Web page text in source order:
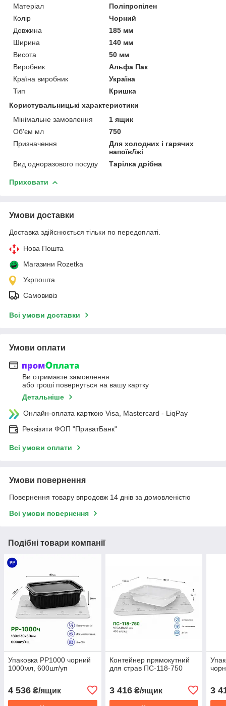
Матеріал
Поліпропілен
Колір
Чорний
Довжина
185 мм
Ширина
140 мм
Висота
50 мм
Виробник
Альфа Пак
Країна виробник
Україна
Тип
Кришка
Користувальницькі характеристики
Мінімальне замовлення
1 ящик
Об'єм мл
750
Призначення
Для холодних і гарячих
напоїв/їжі
Вид одноразового посуду
Тарілка дрібна
Приховати
Умови доставки
Доставка здійснюється тільки по передоплаті.
Нова Пошта
Магазини Rozetka
Укрпошта
Самовивіз
Всі умови доставки
Умови оплати
Ви отримаєте замовлення
або гроші повернуться на вашу картку
Детальніше
Онлайн-оплата карткою Visa, Mastercard - LiqPay
Реквізити ФОП "ПриватБанк"
Всі умови оплати
Умови повернення
Повернення товару впродовж 14 днів за домовленістю
Всі умови повернення
Подібні товари компанії
Упаковка PP1000 чорний
1000мл, 600шт/уп
4 536 ₴/ящик
Контейнер прямокутний
для страв ПС-118-750
3 416₴/ящик 3